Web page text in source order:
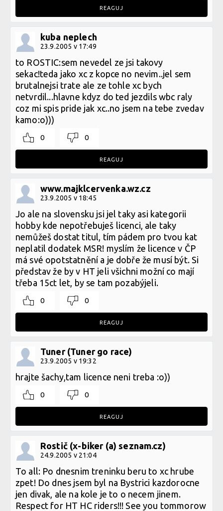
REAGUJ
kuba neplech
23.9.2005 v 17:49
to ROSTIC:sem nevedel ze jsi takovy
sekac!teda jako xc z kopce no nevim..jel sem
brutalnejsi trate ale ze tohle xc bych
netvrdil...hlavne kdyz do ted jezdils wbc raly
coz mi spis pride jak xc..no jsem na tebe zvedav
kamo:o)))
0 0
REAGUJ
www.majklcervenka.wz.cz
23.9.2005 v 18:45
Jo ale na slovensku jsi jel taky asi kategorii
hobby kde nepotřebuješ licenci, ale taky
nemůžeš dostat titul, tím pádem pro tvou kat
neplatil dodatek MSR! myslím že licence v ČP
má své opotstatnění a je dobře že musí být. Si
představ že by v HT jeli všichni možní co mají
třeba 15ct let, by se tam pozabýjeli.
0 0
REAGUJ
Tuner (Tuner go race)
23.9.2005 v 19:32
hrajte šachy,tam licence neni treba :o))
0 0
REAGUJ
Rostič (x-biker (a) seznam.cz)
24.9.2005 v 21:04
To all: Po dnesnim treninku beru to xc hrube
zpet! Do dnes jsem byl na Bystrici kazdorocne
jen divak, ale na kole je to o necem jinem.
Respect for HT HC riders!!! See you tommorow